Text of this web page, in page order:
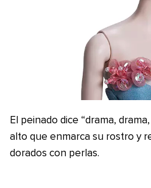
El peinado dice “drama,
alto que enmarca su rostro y
dorados con perlas.